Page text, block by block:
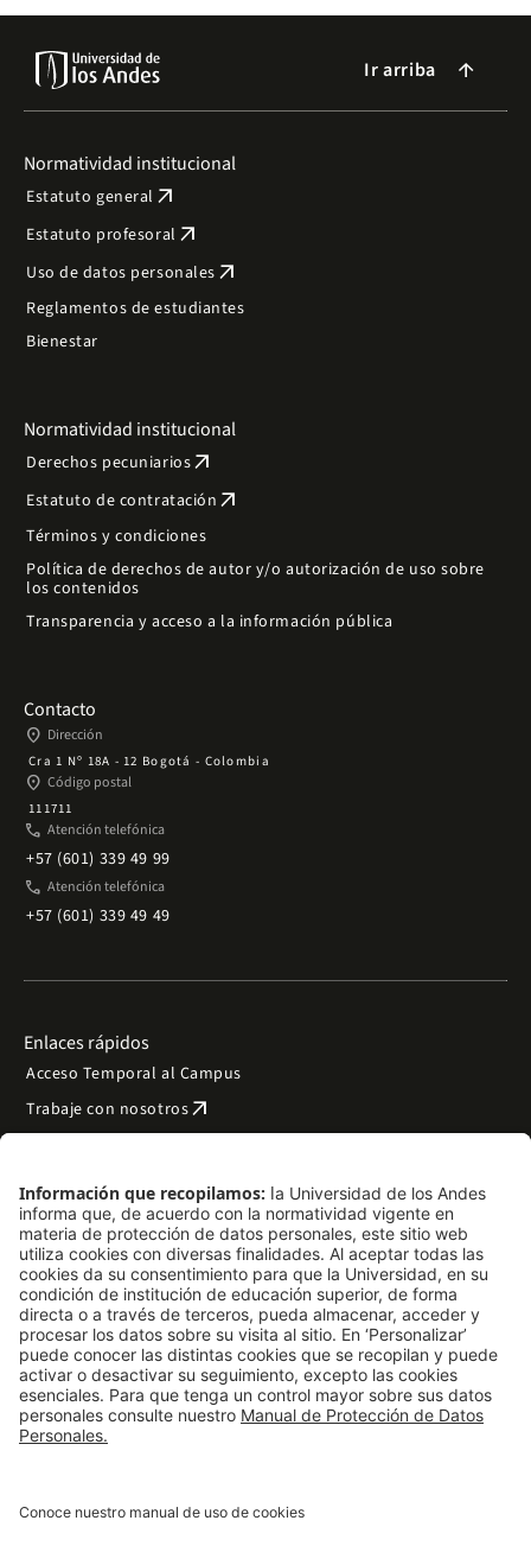
Ir arriba arrow_forward
Normatividad institucional
Estatuto general arrow_outward
Estatuto profesoral arrow_outward
Uso de datos personales arrow_outward
Reglamentos de estudiantes
Bienestar
Normatividad institucional
Derechos pecuniariosarrow_outward
Estatuto de contratación arrow_outward
Términos y condiciones
Política de derechos de autor y/o autorización de uso sobre
los contenidos
Transparencia y acceso a la información pública
Contacto
place Dirección
Cra 1 Nº 18A - 12 Bogotá - Colombia
place Código postal
111711
phone Atención telefónica
+57 (601) 339 49 99
phone Atención telefónica
+57 (601) 339 49 49
Enlaces rápidos
Acceso Temporal al Campus
Trabaje con nosotrosarrow_outward
Preguntas frecuentes
Filantropía y donacionesarrow_outward
Mapa del sitio arrow_outward
Síguenos
LinkedIn
Instagram
Facebook
TikTok